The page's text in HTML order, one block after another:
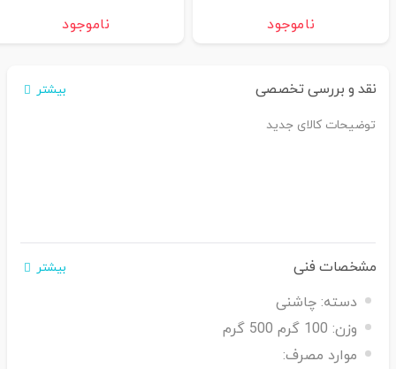
ناموجود ناموجود
نقد و بررسی تخصصی بیشتر
توضیحات کالای جدید
مشخصات فنی بیشتر
دسته: چاشنی
وزن: 100 گرم 500 گرم
موارد مصرف: